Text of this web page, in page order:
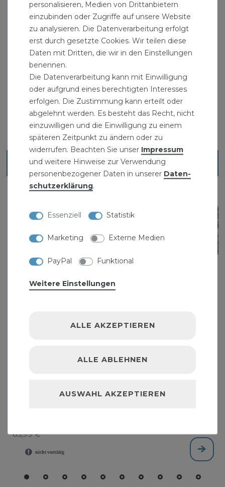
mm, 3/8 Zoll = 16,7 mm, 1/2 Zoll = 21,0 mm, 3/4 Zoll
= 26,5 mm, 1 Zoll = 33,3 mm, 1 1/4 Zoll = 41,9 mm, 1
1/2 Zoll = 48,0 mm, 2 Zoll = 60,0 mm
Panzerschläuche
Ähnliche Artikel
65,99 € *
personalisieren, Medien von Drittanbietern
einzubinden oder Zugriffe auf unsere Website
zu analysieren. Die Datenverarbeitung erfolgt
erst durch gesetzte Cookies. Wir teilen diese
Daten mit Dritten, die wir in den Einstellungen
benennen.
Die Datenverarbeitung kann mit Einwilligung
oder aufgrund eines berechtigten Interesses
erfolgen. Die Zustimmung kann erteilt oder
abgelehnt werden. Es besteht das Recht, nicht
einzuwilligen und die Einwilligung zu einem
späteren Zeitpunkt zu ändern oder zu
widerrufen. Beachten Sie unser Impressum
und weitere Hinweise zur Verwendung
personenbezogener Daten in unserer Daten­
schutz­erklärung.
Essenziell Statistik
Marketing Externe Medien
PayPal Funktional
Weitere Einstellungen
ALLE AKZEPTIEREN
ALLE ABLEHNEN
AUSWAHL AKZEPTIEREN